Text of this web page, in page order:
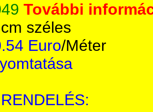
További
széles
Euro/Méter